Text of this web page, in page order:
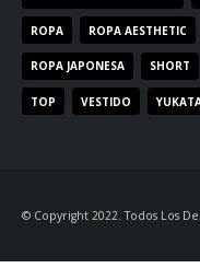
ROPA ROPA AESTHETIC
ROPA JAPONESA SHORT
TOP VESTIDO
© Copyright 2022. Todos Los